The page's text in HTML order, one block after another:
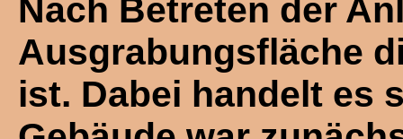
Nach Betreten der
Ausgrabungsfläche
ist. Dabei handelt es